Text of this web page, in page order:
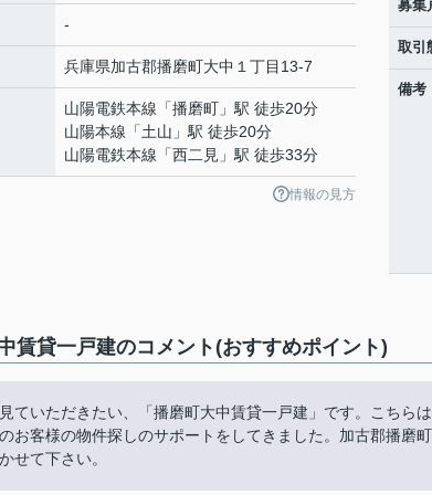
-
兵庫県加古郡播磨町大中 １丁目13-7
山陽電鉄本線 「播磨町 」駅 徒歩20分
山陽本線 「土山 」駅 徒歩20分
山陽電鉄本線 「西二見 」駅 徒歩33分
情報の見方
募集
取引
備考
賃貸一戸建のコメント(おすすめポイント)
ていただきたい、「播磨町大中賃貸一戸建」です。こちら
お客様の物件探しのサポートをしてきました。加古郡播磨
せて下さい。